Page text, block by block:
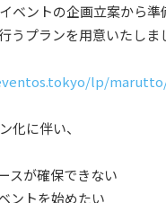
ベントの企画立案から準
うプランを用意いたしま
lp/
化に伴い、
スが確保できない
ントを始めたい